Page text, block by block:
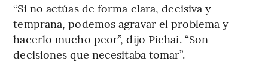
“Si no actúas de forma clara, decisiva y
temprana, podemos agravar el problema y
hacerlo mucho peor”, dijo Pichai. “Son
decisiones que necesitaba tomar”.